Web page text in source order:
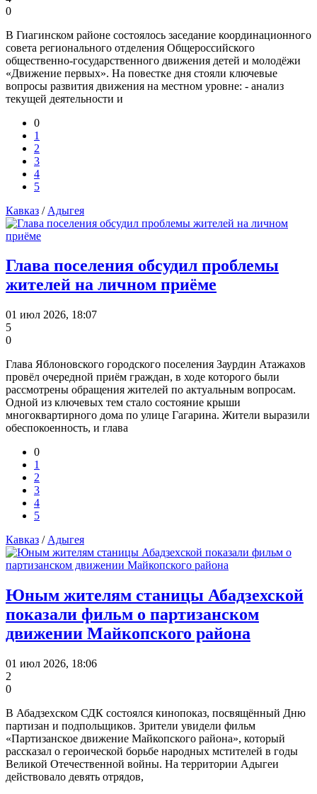
0
В Гиагинском районе состоялось заседание координационного
совета регионального отделения Общероссийского
общественно‑государственного движения детей и молодёжи
«Движение первых». На повестке дня стояли ключевые
вопросы развития движения на местном уровне: - анализ
текущей деятельности и
0
1
2
3
4
5
Кавказ / Адыгея
Глава поселения обсудил проблемы
жителей на личном приёме
01 июл 2026, 18:07
5
0
Глава Яблоновского городского поселения Заурдин Атажахов
провёл очередной приём граждан, в ходе которого были
рассмотрены обращения жителей по актуальным вопросам.
Одной из ключевых тем стало состояние крыши
многоквартирного дома по улице Гагарина. Жители выразили
обеспокоенность, и глава
0
1
2
3
4
5
Кавказ / Адыгея
Юным жителям станицы Абадзехской
показали фильм о партизанском
движении Майкопского района
01 июл 2026, 18:06
2
0
В Абадзехском СДК состоялся кинопоказ, посвящённый Дню
партизан и подпольщиков. Зрители увидели фильм
«Партизанское движение Майкопского района», который
рассказал о героической борьбе народных мстителей в годы
Великой Отечественной войны. На территории Адыгеи
действовало девять отрядов,